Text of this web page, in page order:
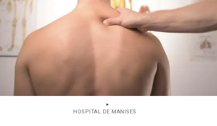
HOSPITAL DE MANISES